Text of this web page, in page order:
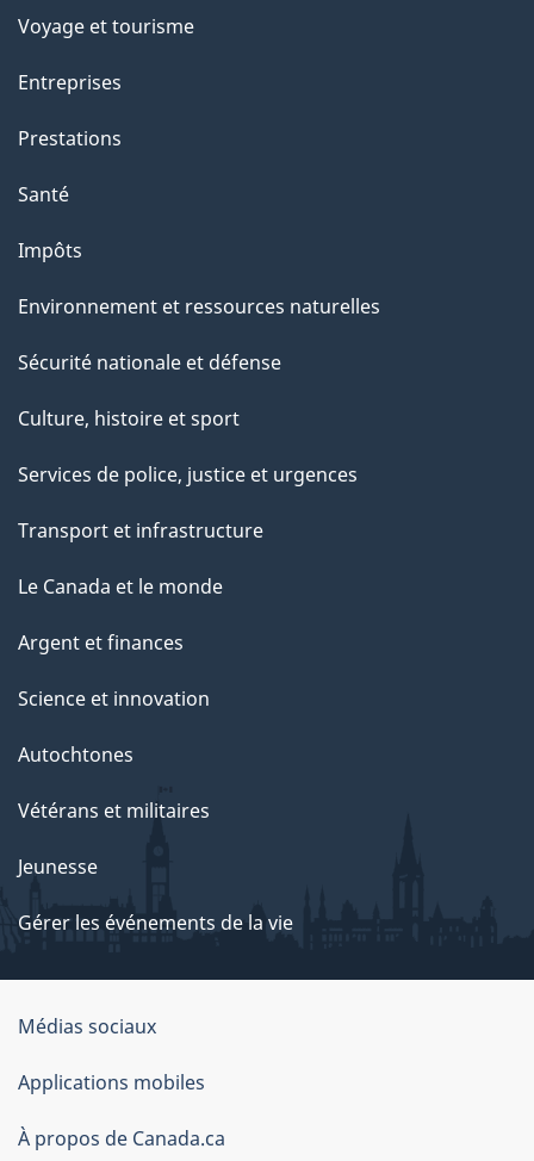
e
t
e
p
g
e
Voyage et tourisme
Entreprises
Prestations
Santé
Impôts
Environnement et ressources naturelles
Sécurité nationale et défense
Culture, histoire et sport
Services de police, justice et urgences
Transport et infrastructure
Le Canada et le monde
Argent et finances
Science et innovation
Autochtones
Vétérans et militaires
Jeunesse
Gérer les événements de la vie
Organisation
du
gouvernement
du
Médias sociaux
Applications mobiles
À propos de Canada.ca